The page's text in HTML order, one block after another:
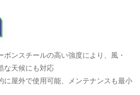
ボンスチールの高い強度により、風・
な天候にも対応
に屋外で使用可能、メンテナンスも最小